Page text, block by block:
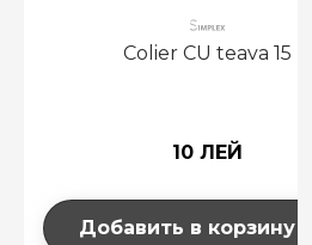
Colier CU teava 15
в корзину